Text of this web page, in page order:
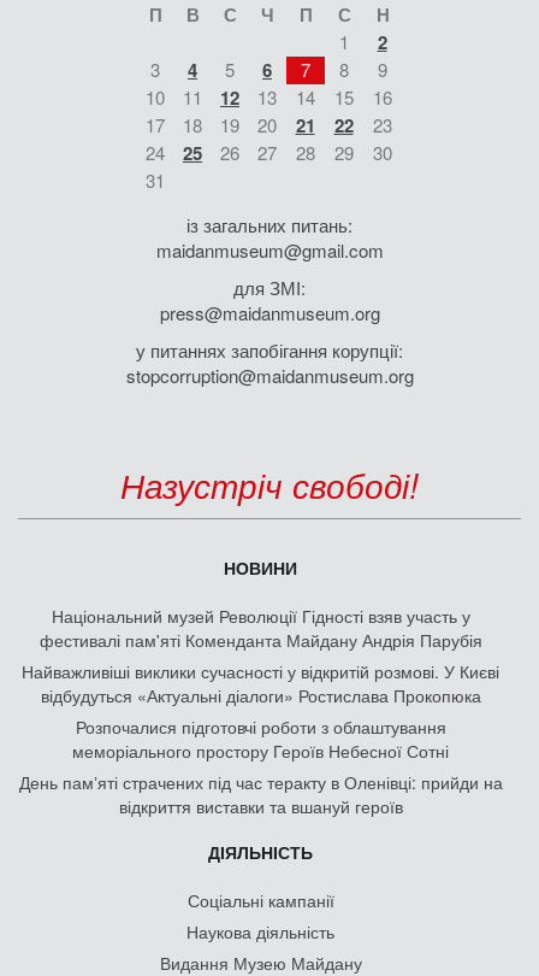
П В С Ч П С Н
1 2
3 4 5 6 7 8
9
10
11 12 13 14 15
16
17
18 19 20 21 22
23
24
25 26 27 28 29
30
31
із загальних питань:
maidanmuseum@gmail.com
для ЗМІ:
press@maidanmuseum.org
у питаннях запобігання корупції:
stopcorruption@maidanmuseum.org
Назустріч свободі!
НОВИНИ
Національний музей Революції Гідності взяв участь у
фестивалі пам'яті Коменданта Майдану Андрія Парубія
Найважливіші виклики сучасності у відкритій розмові. У Києві
відбудуться «Актуальні діалоги» Ростислава Прокопюка
Розпочалися підготовчі роботи з облаштування
меморіального простору Героїв Небесної Сотні
День памʼяті страчених під час теракту в Оленівці: прийди на
відкриття виставки та вшануй героїв
ДІЯЛЬНІСТЬ
Соціальні кампанії
Наукова діяльність
Видання Музею Майдану